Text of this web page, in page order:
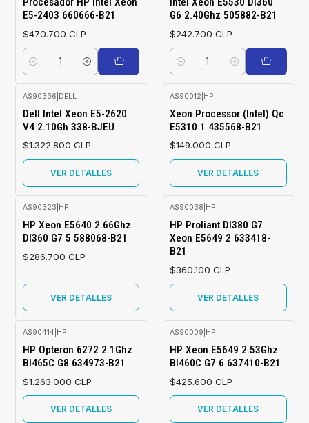
E5-2403 660666-B21
$470.700 CLP
Cantidad
G6 2.40Ghz 505882-B21
$242.700 CLP
Cantidad
AS90336 DELL
Dell Intel Xeon E5-2620
V4 2.10Gh 338-BJEU
$1.322.800 CLP
VER DETALLES
AS90012 HP
Xeon Processor (Intel) Qc
E5310 1 435568-B21
$149.000 CLP
VER DETALLES
AS90323 HP
HP Xeon E5640 2.66Ghz
Dl360 G7 5 588068-B21
$286.700 CLP
VER DETALLES
AS90038 HP
HP Proliant Dl380 G7
Xeon E5649 2 633418-
B21
$360.100 CLP
VER DETALLES
AS90414 HP
HP Opteron 6272 2.1Ghz
Bl465C G8 634973-B21
$1.263.000 CLP
VER DETALLES
AS90009 HP
HP Xeon E5649 2.53Ghz
Bl460C G7 6 637410-B21
$425.600 CLP
VER DETALLES